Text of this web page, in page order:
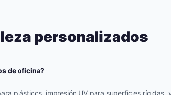
personalizados
de oficina?
plásticos, impresión UV para superficies rígidas,